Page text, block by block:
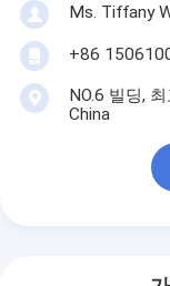
Ms. Tiffany
+86
NO.6 빌딩,
China